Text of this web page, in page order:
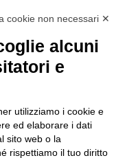
controllo – D. lgs.
DKC Europe
Power Solutions
acquisto
cookie non necessari ✕
alcuni
e
utilizziamo i cookie e
ed elaborare i dati
sito web o la
rispettiamo il tuo diritto